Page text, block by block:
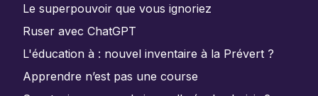
Le superpouvoir que vous ignoriez
Ruser avec ChatGPT
L'éducation à : nouvel inventaire à la Prévert ?
Apprendre n’est pas une course